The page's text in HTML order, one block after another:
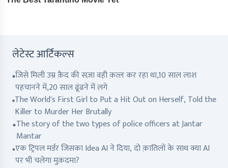
लेटेस्ट आर्टिकल्स
जिसे मिली उम्र क़ैद की सज़ा वही क़त्ल कर रहा था,10 साल लाश
पहचानने में,20 साल ढूंढने में लगे
The World's First Girl to Put a Hit Out on Herself, Told the
Killer to Murder Her Brutally
The story of the two types of police officers at Jantar
Mantar
एक ट्रिपल मर्डर जिसका Idea AI ने दिया, दो क़ातिलों के साथ क्या AI
पर भी चलेगा मुक़दमा?